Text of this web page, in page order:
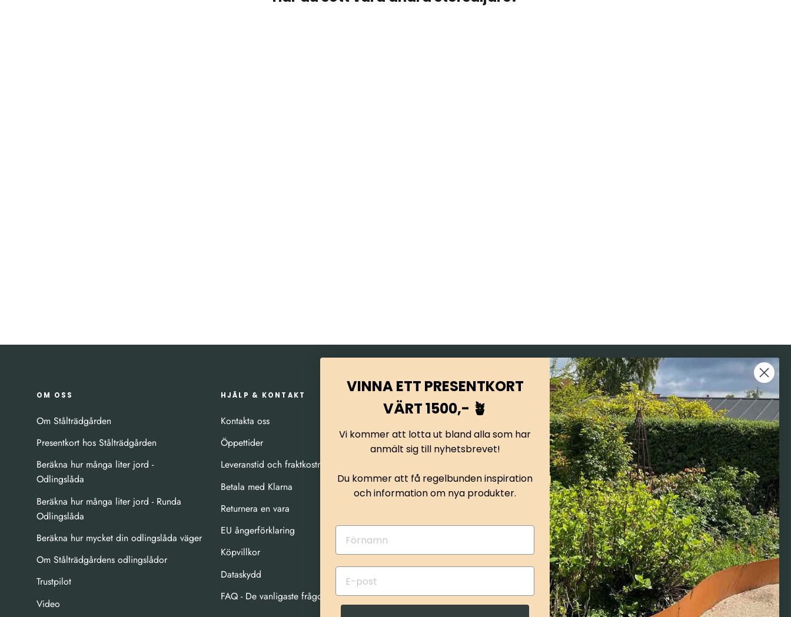
OM OSS
Om Stålträdgården
Presentkort hos Stålträdgården
Beräkna hur många liter jord -
Odlingslåda
Beräkna hur många liter jord - Runda
Odlingslåda
Beräkna hur mycket din odlingslåda väger
Om Stålträdgårdens odlingslådor
Trustpilot
Video
HJÄLP & KONTAKT
Kontakta oss
Öppettider
Leveranstid och fraktkostnader
Betala med Klarna
Returnera en vara
EU ångerförklaring
Köpvillkor
Dataskydd
FAQ - De vanligaste frågorna
mail@staltradgarden.se
Telefon:+45 9386 9620
(Alla talar inte
svenska - men alla talar engelska och
danska)
Kundservice öppetider mån-tors kl: 08-14
Organisationsnummer: DK-41458682
InstagramFacebookYouTubePinterestTikTok
LinkedIn
VINNA ETT PRESENTKORT
VÄRT 1500,- 🪴
Vi kommer att lotta ut bland alla som har
anmält sig till nyhetsbrevet!
Du kommer att få regelbunden inspiration
och information om nya produkter.